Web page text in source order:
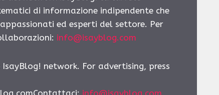
di informazione indipendente che
ed esperti del settore. Per
info@isayblog.com
network. For advertising, press
info@isayblog.com